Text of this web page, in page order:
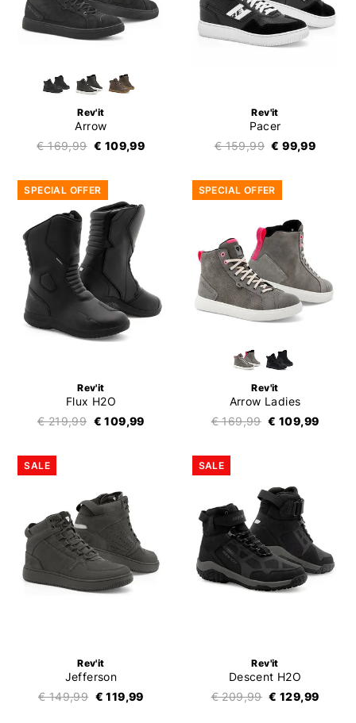
Rev'it
Arrow
€ 169,99 € 109,99
Rev'it
Pacer
€ 159,99 € 99,99
SPECIAL OFFER
Rev'it
Flux H2O
€ 219,99 € 109,99
SPECIAL OFFER
Rev'it
Arrow Ladies
€ 169,99 € 109,99
SALE
Rev'it
Jefferson
€ 149,99 € 119,99
SALE
Rev'it
Descent H2O
€ 209,99 € 129,99